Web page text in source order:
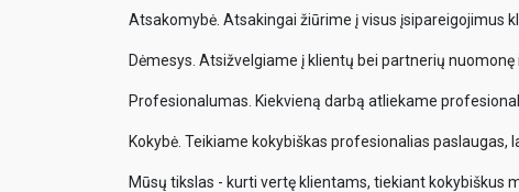
Atsakomybė. Atsakingai žiūrime į visus įsipareigojimus
Dėmesys. Atsižvelgiame į klientų bei partnerių nuomonę
Profesionalumas. Kiekvieną darbą atliekame
Kokybė. Teikiame kokybiškas profesionalias
Mūsų tikslas - kurti vertę klientams, tiekiant kokybiškus